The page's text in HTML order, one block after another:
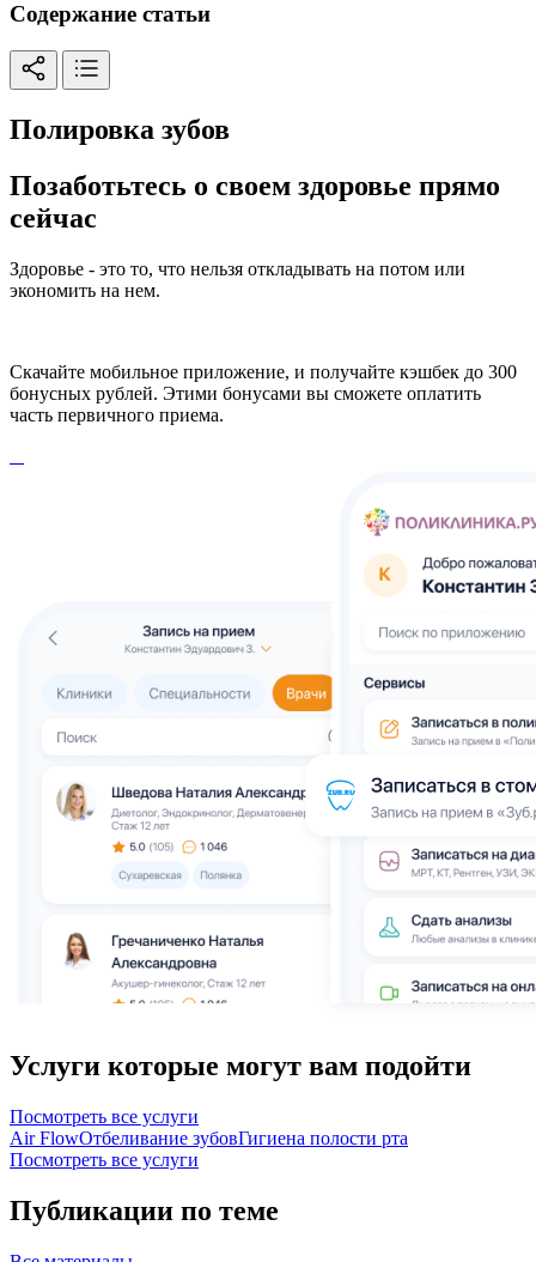
Содержание статьи
Полировка зубов
Позаботьтесь о своем здоровье прямо
сейчас
Здоровье - это то, что нельзя откладывать на потом или
экономить на нем.
Скачайте мобильное приложение, и получайте кэшбек до 300
бонусных рублей. Этими бонусами вы сможете оплатить
часть первичного приема.
Услуги которые могут вам подойти
Посмотреть все услуги
Air FlowОтбеливание зубовГигиена полости рта
Посмотреть все услуги
Публикации по теме